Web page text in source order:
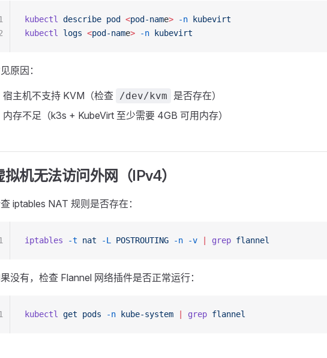
kubectl describe pod <pod-name> -n kubevirt
kubectl
logs <pod-name> -n kubevirt
原因：
宿主机不支持 KVM（检查 /dev/kvm
是否存在）
内存不足（k3s + KubeVirt 至少需要 4GB 可用内存）
拟机无法访问外网（IPv4）
iptables NAT 规则是否存在：
iptables -t nat -L POSTROUTING -n -v grep flannel
没有，检查 Flannel 网络插件是否正常运行：
kubectl get pods -n kube-system grep flannel